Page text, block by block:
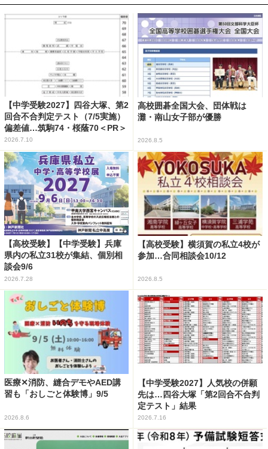
【中学受験2027】四谷大塚、第2
回合不合判定テスト（7/5実施）
偏差値…筑駒74・桜蔭70＜PR＞
2026.7.10
高校囲碁全国大会、団体戦は
灘・南山女子部が優勝
2026.8.5
【高校受験】【中学受験】兵庫
県内の私立31校が集結、個別相
談会9/6
2026.7.28
【高校受験】横須賀の私立4校が
参加…合同相談会10/12
2026.8.5
医療✕消防、縫合デモやAED講
習も「おしごと体験博」9/5
2026.8.6
【中学受験2027】人気校の併願
先は…四谷大塚「第2回合不合判
定テスト」結果
2026.7.16